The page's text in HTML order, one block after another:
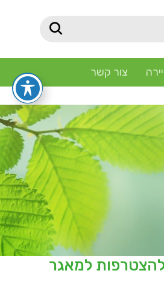
צור קשר
להציע הצעות להצטרפות למאגר